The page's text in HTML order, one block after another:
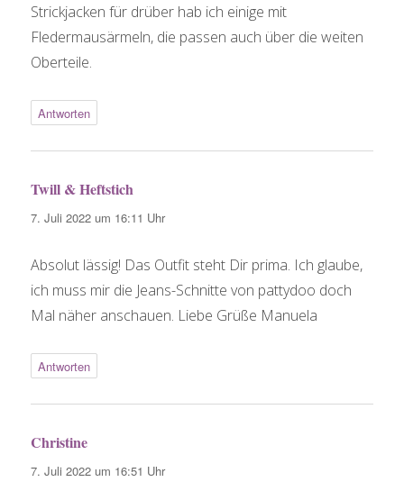
Strickjacken für drüber hab ich einige mit
Fledermausärmeln, die passen auch über die weiten
Oberteile.
Antworten
Twill & Heftstich
7. Juli 2022 um 16:11 Uhr
Absolut lässig! Das Outfit steht Dir prima. Ich glaube,
ich muss mir die Jeans-Schnitte von pattydoo doch
Mal näher anschauen. Liebe Grüße Manuela
Antworten
Christine
7. Juli 2022 um 16:51 Uhr